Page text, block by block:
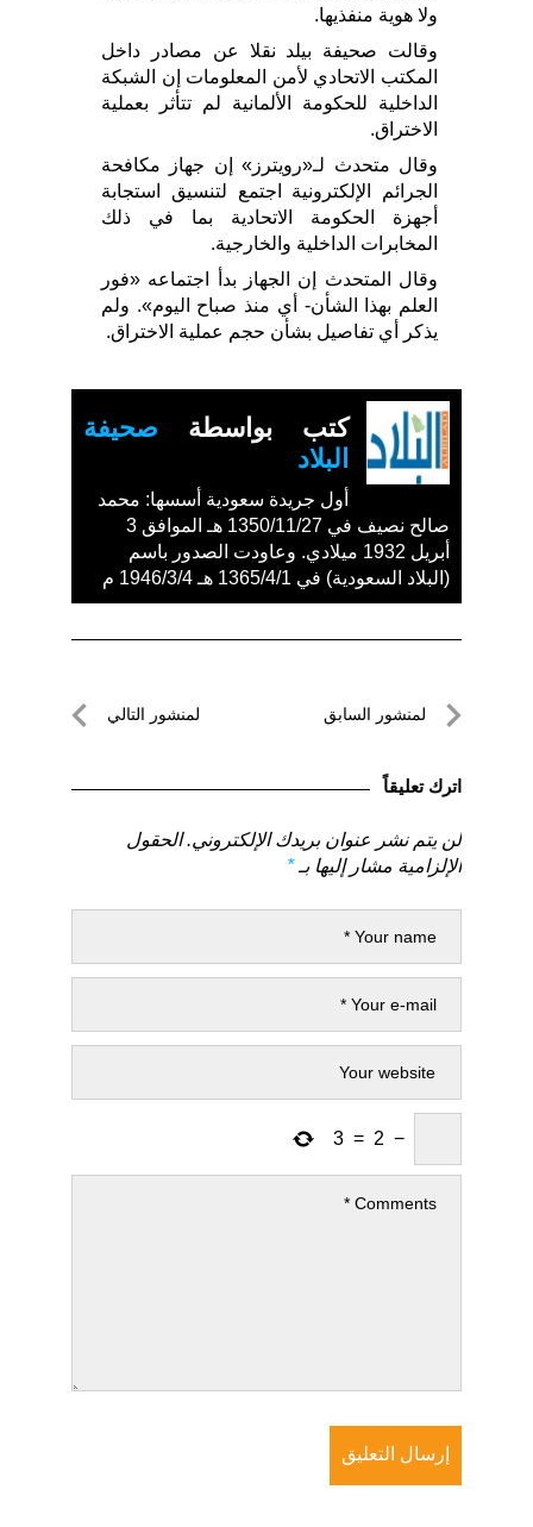
ولا هوية منفذيها.
وقالت صحيفة بيلد نقلا عن مصادر داخل
المكتب الاتحادي لأمن المعلومات إن الشبكة
الداخلية للحكومة الألمانية لم تتأثر بعملية
الاختراق.
وقال متحدث لـ«رويترز» إن جهاز مكافحة
الجرائم الإلكترونية اجتمع لتنسيق استجابة
أجهزة الحكومة الاتحادية بما في ذلك
المخابرات الداخلية والخارجية.
وقال المتحدث إن الجهاز بدأ اجتماعه «فور
العلم بهذا الشأن- أي منذ صباح اليوم». ولم
يذكر أي تفاصيل بشأن حجم عملية الاختراق.
كتب بواسطة صحيفة
البلاد
أول جريدة سعودية أسسها: محمد
صالح نصيف في 1350/11/27 هـ الموافق 3
أبريل 1932 ميلادي. وعاودت الصدور باسم
(البلاد السعودية) في 1365/4/1 هـ 1946/3/4 م
تصفّحلمنشور السابق
السابق
لمنشور التالي
اترك تعليقاً
لن يتم نشر عنوان بريدك الإلكتروني. الحقول
الإلزامية مشار إليها بـ*
−
2
=
3